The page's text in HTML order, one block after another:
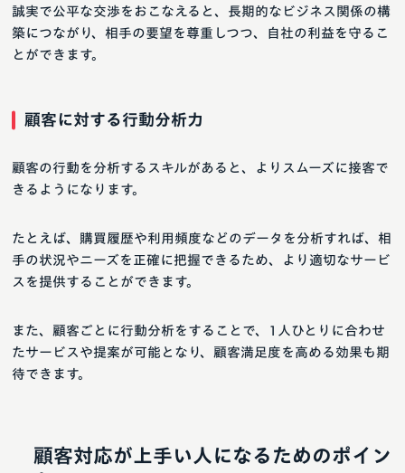
誠実で公平な交渉をおこなえると、長期的なビジネス関係の構
築につながり、相手の要望を尊重しつつ、自社の利益を守るこ
とができます。
顧客に対する行動分析力
顧客の行動を分析するスキルがあると、よりスムーズに接客で
きるようになります。
たとえば、購買履歴や利用頻度などのデータを分析すれば、相
手の状況やニーズを正確に把握できるため、より適切なサービ
スを提供することができます。
また、顧客ごとに行動分析をすることで、1人ひとりに合わせ
たサービスや提案が可能となり、顧客満足度を高める効果も期
待できます。
顧客対応が上手い人になるためのポイン